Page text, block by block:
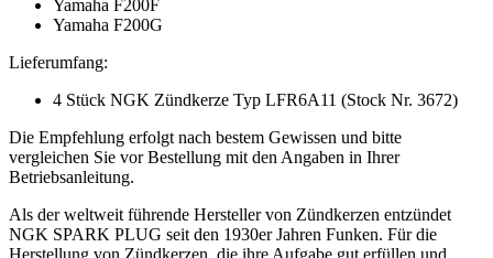
Yamaha F200F
Yamaha F200G
Lieferumfang:
4 Stück NGK Zündkerze Typ LFR6A11 (Stock Nr. 3672)
Die Empfehlung erfolgt nach bestem Gewissen und bitte
vergleichen Sie vor Bestellung mit den Angaben in Ihrer
Betriebsanleitung.
Als der weltweit führende Hersteller von Zündkerzen entzündet
NGK SPARK PLUG seit den 1930er Jahren Funken. Für die
Herstellung von Zündkerzen, die ihre Aufgabe gut erfüllen und